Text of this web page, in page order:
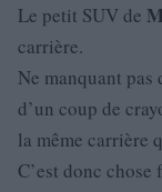
Le petit SUV de
carrière.
Ne manquant
d’un coup de
la même carrière
C’est donc